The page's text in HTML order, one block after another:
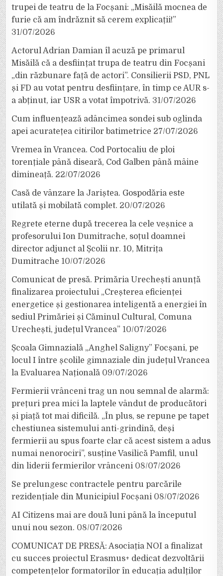
trupei de teatru de la Focșani: „Misăilă mocnea de
furie că am îndrăznit să cerem explicații!”
31/07/2026
Actorul Adrian Damian îl acuză pe primarul
Misăilă că a desființat trupa de teatru din Focșani
„din răzbunare față de actori”. Consilierii PSD, PNL
și FD au votat pentru desființare, în timp ce AUR s-
a abținut, iar USR a votat împotrivă. 31/07/2026
Cum influențează adâncimea sondei sub oglinda
apei acuratețea citirilor batimetrice 27/07/2026
Vremea în Vrancea. Cod Portocaliu de ploi
torențiale până diseară, Cod Galben până mâine
dimineață. 22/07/2026
Casă de vânzare la Jariștea. Gospodăria este
utilată și mobilată complet. 20/07/2026
Regrete eterne după trecerea la cele veșnice a
profesorului Ion Dumitrache, soțul doamnei
director adjunct al Școlii nr. 10, Mitrița
Dumitrache 10/07/2026
Comunicat de presă. Primăria Urechești anunță
finalizarea proiectului „Creșterea eficienței
energetice și gestionarea inteligentă a energiei în
sediul Primăriei și Căminul Cultural, Comuna
Urechești, județul Vrancea” 10/07/2026
Școala Gimnazială „Anghel Saligny” Focșani, pe
locul I între școlile gimnaziale din județul Vrancea
la Evaluarea Națională 09/07/2026
Fermierii vrânceni trag un nou semnal de alarmă:
prețuri prea mici la laptele vândut de producători
și piață tot mai dificilă. „În plus, se repune pe tapet
chestiunea sistemului anti-grindină, deși
fermierii au spus foarte clar că acest sistem a adus
numai nenorociri”, susține Vasilică Pamfil, unul
din liderii fermierilor vrânceni 08/07/2026
Se prelungesc contractele pentru parcările
rezidențiale din Municipiul Focșani 08/07/2026
AI Citizens mai are două luni până la începutul
unui nou sezon. 08/07/2026
COMUNICAT DE PRESĂ: Asociația NOI a finalizat
cu succes proiectul Erasmus+ dedicat dezvoltării
competențelor formatorilor în educația adulților